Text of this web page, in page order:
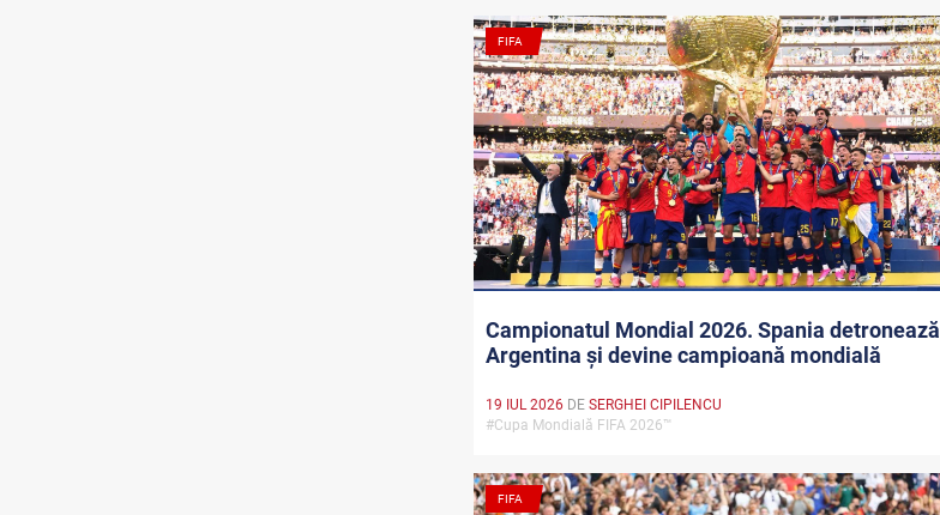
FIFA
Campionatul Mondial 2026. Spania detronează
Argentina și devine campioană mondială
19 IUL 2026DE SERGHEI CIPILENCU
#Cupa Mondială FIFA 2026™
FIFA